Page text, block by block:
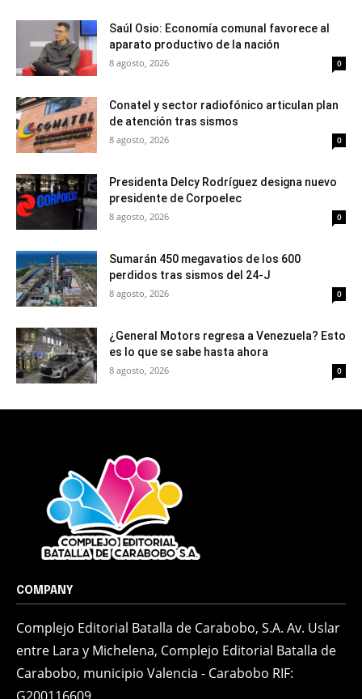
Saúl Osio: Economía comunal favorece al
aparato productivo de la nación
8 agosto, 2026 0
Conatel y sector radiofónico articulan plan
de atención tras sismos
8 agosto, 2026 0
Presidenta Delcy Rodríguez designa nuevo
presidente de Corpoelec
8 agosto, 2026 0
Sumarán 450 megavatios de los 600
perdidos tras sismos del 24-J
8 agosto, 2026 0
¿General Motors regresa a Venezuela? Esto
es lo que se sabe hasta ahora
8 agosto, 2026 0
COMPANY
Complejo Editorial Batalla de Carabobo, S.A. Av. Uslar
entre Lara y Michelena, Complejo Editorial Batalla de
Carabobo, municipio Valencia - Carabobo RIF: